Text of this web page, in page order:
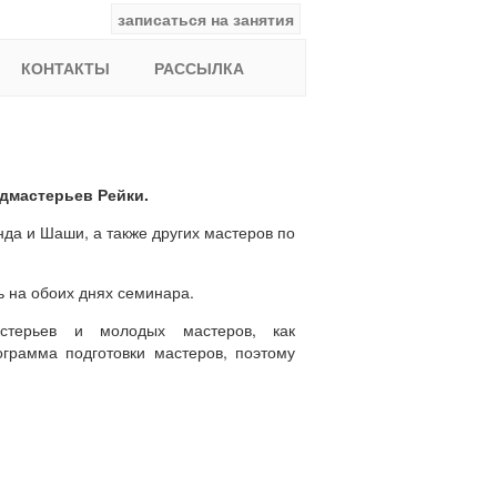
записаться на занятия
КОНТАКТЫ РАССЫЛКА
Рейки.
и Шаши, а также других мастеров по
на обоих днях семинара.
и молодых мастеров, как
подготовки мастеров, поэтому